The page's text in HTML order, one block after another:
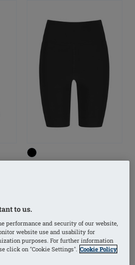
to us.
performance and security of our website,
website use and usability for
purposes. For further information
click on "Cookie Settings". Cookie Policy